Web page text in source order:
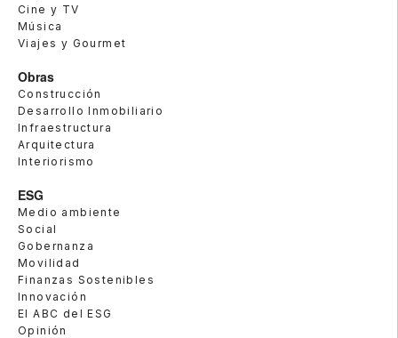
Cine y TV
Música
Viajes y Gourmet
Obras
Construcción
Desarrollo Inmobiliario
Infraestructura
Arquitectura
Interiorismo
ESG
Medio ambiente
Social
Gobernanza
Movilidad
Finanzas Sostenibles
Innovación
El ABC del ESG
Opinión